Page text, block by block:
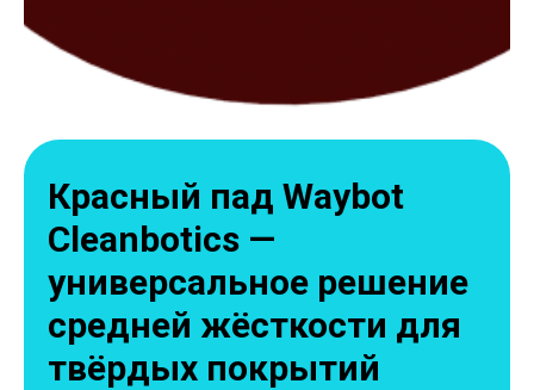
Красный пад Waybot
Cleanbotics —
универсальное решение
средней жёсткости для
твёрдых покрытий